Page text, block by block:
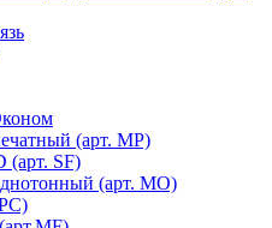
(арт. MР)
(арт. SF)
(арт. MO)